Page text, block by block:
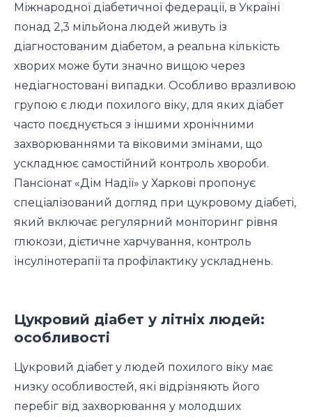
Міжнародної діабетичної федерації, в Україні
понад 2,3 мільйона людей живуть із
діагностованим діабетом, а реальна кількість
хворих може бути значно вищою через
недіагностовані випадки. Особливо вразливою
групою є люди похилого віку, для яких діабет
часто поєднується з іншими хронічними
захворюваннями та віковими змінами, що
ускладнює самостійний контроль хвороби.
Пансіонат «Дім Надії» у Харкові пропонує
спеціалізований догляд при цукровому діабеті,
який включає регулярний моніторинг рівня
глюкози, дієтичне харчування, контроль
інсулінотерапії та профілактику ускладнень.
Цукровий діабет у літніх людей:
особливості
Цукровий діабет у людей похилого віку має
низку особливостей, які відрізняють його
перебіг від захворювання у молодших